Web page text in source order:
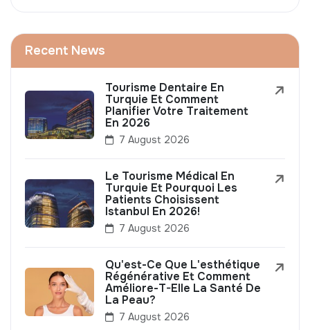
Recent News
Tourisme Dentaire En
Turquie Et Comment
Planifier Votre Traitement
En 2026
7 August 2026
Le Tourisme Médical En
Turquie Et Pourquoi Les
Patients Choisissent
Istanbul En 2026!
7 August 2026
Qu'est-Ce Que L'esthétique
Régénérative Et Comment
Améliore-T-Elle La Santé De
La Peau?
7 August 2026